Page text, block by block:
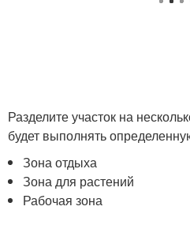
Разделите участок на
будет выполнять
Зона отдыха
Зона для растений
Рабочая зона